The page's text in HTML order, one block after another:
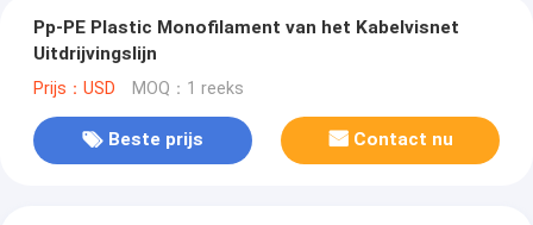
Pp-PE Plastic Monofilament van het Kabelvisnet
Uitdrijvingslijn
Prijs：USD MOQ：1 reeks
Beste prijs Contact nu